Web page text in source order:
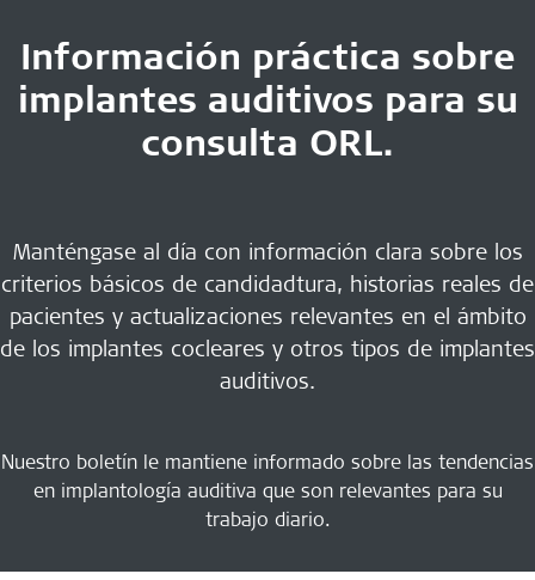
Información práctica sobre
implantes auditivos para su
consulta ORL.
Manténgase al día con información clara sobre los
criterios básicos de candidadtura, historias reales de
pacientes y actualizaciones relevantes en el ámbito
de los implantes cocleares y otros tipos de implantes
auditivos.
Nuestro boletín le mantiene informado sobre las tendencias
en implantología auditiva que son relevantes para su
trabajo diario.